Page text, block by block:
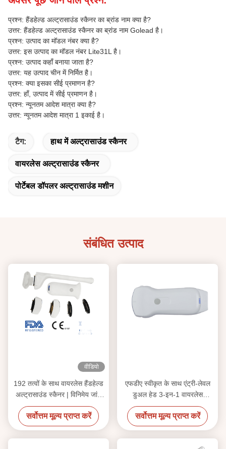
प्रश्न: हैंडहेल्ड अल्ट्रासाउंड स्कैनर का ब्रांड नाम क्या है?
उत्तर: हैंडहेल्ड अल्ट्रासाउंड स्कैनर का ब्रांड नाम Golead है।
प्रश्न: उत्पाद का मॉडल नंबर क्या है?
उत्तर: इस उत्पाद का मॉडल नंबर Lite31L है।
प्रश्न: उत्पाद कहाँ बनाया जाता है?
उत्तर: यह उत्पाद चीन में निर्मित है।
प्रश्न: क्या इसका सीई प्रमाणन है?
उत्तर: हाँ, उत्पाद में सीई प्रमाणन है।
प्रश्न: न्यूनतम आदेश मात्रा क्या है?
उत्तर: न्यूनतम आदेश मात्रा 1 इकाई है।
टैग: हाथ में अल्ट्रासाउंड स्कैनर
वायरलेस अल्ट्रासाउंड स्कैनर
पोर्टेबल डॉपलर अल्ट्रासाउंड मशीन
संबंधित उत्पाद
वीडियो
192 तत्वों के साथ वायरलेस हैंडहेल्ड
अल्ट्रासाउंड स्कैनर | विनिमेय जांच
के साथ पोर्टेबल POCUS प्रणाली
सर्वोत्तम मूल्य प्राप्त करें
एफडीए स्वीकृत के साथ एंट्री-लेवल
डुअल हेड 3-इन-1 वायरलेस
अल्ट्रासाउंड जांच
सर्वोत्तम मूल्य प्राप्त करें